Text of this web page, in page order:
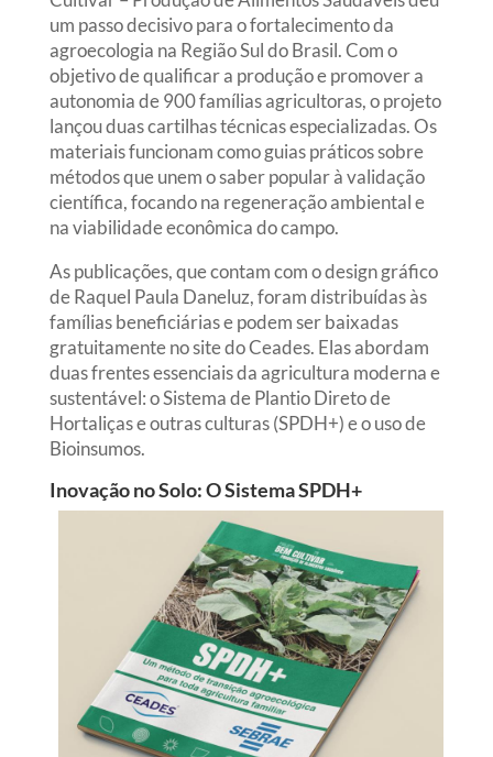
um passo decisivo para o fortalecimento da
agroecologia na Região Sul do Brasil. Com o
objetivo de qualificar a produção e promover a
autonomia de 900 famílias agricultoras, o projeto
lançou duas cartilhas técnicas especializadas. Os
materiais funcionam como guias práticos sobre
métodos que unem o saber popular à validação
científica, focando na regeneração ambiental e
na viabilidade econômica do campo.
As publicações, que contam com o design gráfico
de Raquel Paula Daneluz, foram distribuídas às
famílias beneficiárias e podem ser baixadas
gratuitamente no site do Ceades. Elas abordam
duas frentes essenciais da agricultura moderna e
sustentável: o Sistema de Plantio Direto de
Hortaliças e outras culturas (SPDH+) e o uso de
Bioinsumos.
Inovação no Solo: O Sistema SPDH+